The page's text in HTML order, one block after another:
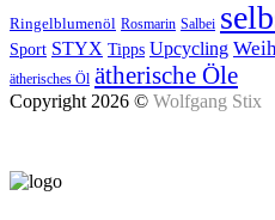
Ringelblumenöl Rosmarin Salbei
Sport STYX Tipps Upcycling
ätherisches Öl ätherische Öle
Copyright 2026 © Wolfgang Stix